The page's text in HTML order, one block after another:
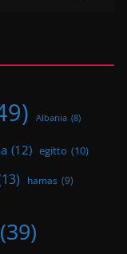
Albania (8)
(12) egitto (10)
hamas (9)
(39)